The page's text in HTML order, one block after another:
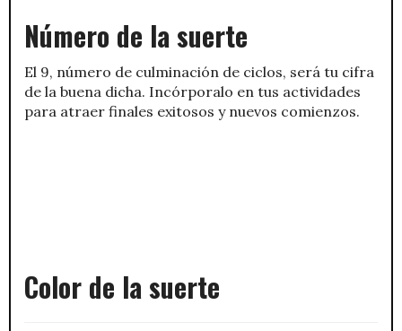
Número de la suerte
El 9, número de culminación de ciclos, será tu cifra
de la buena dicha. Incórporalo en tus actividades
para atraer finales exitosos y nuevos comienzos.
Color de la suerte